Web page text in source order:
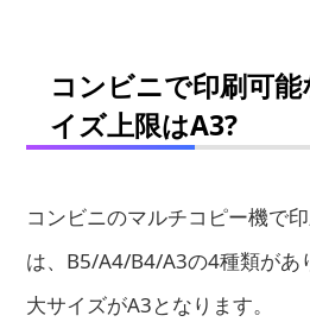
コンビニで印刷可
イズ上限はA3?
コンビニのマルチコピー機で
は、B5/A4/B4/A3の4種類があ
大サイズがA3となります。